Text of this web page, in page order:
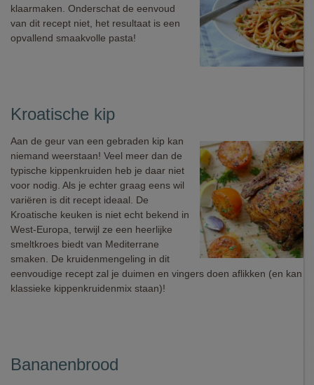
klaarmaken. Onderschat de eenvoud
van dit recept niet, het resultaat is een
opvallend smaakvolle pasta!
Kroatische kip
Aan de geur van een gebraden kip kan
niemand weerstaan! Veel meer dan de
typische kippenkruiden heb je daar niet
voor nodig. Als je echter graag eens wil
variëren is dit recept ideaal. De
Kroatische keuken is niet echt bekend in
West-Europa, terwijl ze een heerlijke
smeltkroes biedt van Mediterrane
smaken. De kruidenmengeling in dit
eenvoudige recept zal je duimen en vingers doen aflikken (en kan
klassieke kippenkruidenmix staan)!
Bananenbrood